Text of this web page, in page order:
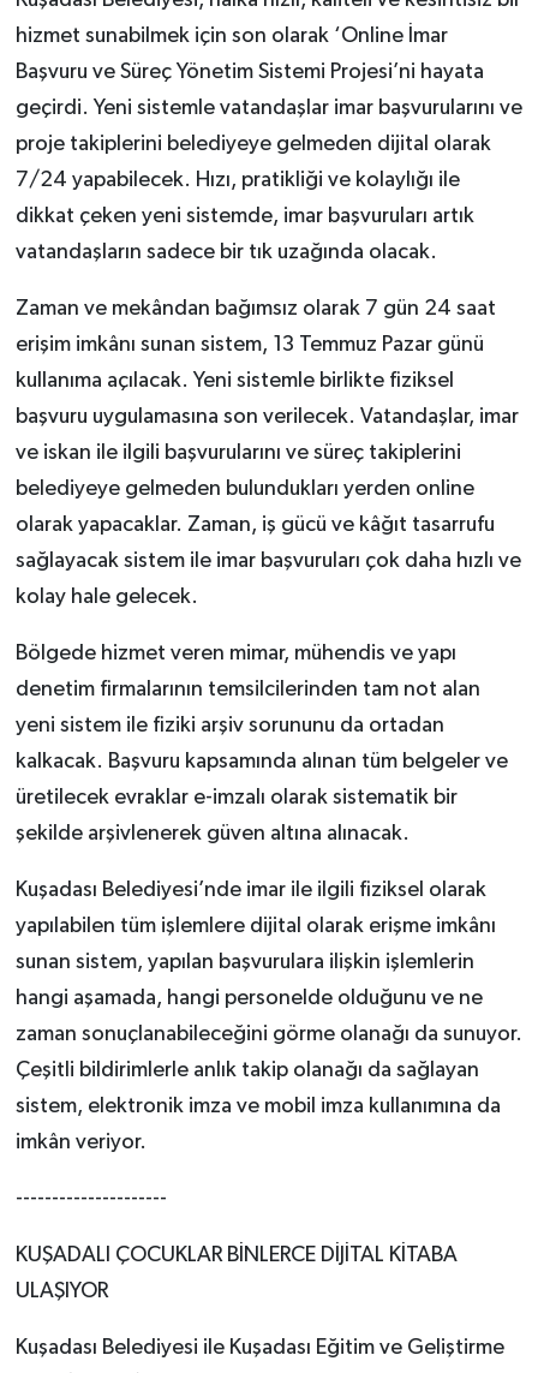
hizmet sunabilmek için son olarak ‘Online İmar
Başvuru ve Süreç Yönetim Sistemi Projesi’ni hayata
geçirdi. Yeni sistemle vatandaşlar imar başvurularını ve
proje takiplerini belediyeye gelmeden dijital olarak
7/24 yapabilecek. Hızı, pratikliği ve kolaylığı ile
dikkat çeken yeni sistemde, imar başvuruları artık
vatandaşların sadece bir tık uzağında olacak.
Zaman ve mekândan bağımsız olarak 7 gün 24 saat
erişim imkânı sunan sistem, 13 Temmuz Pazar günü
kullanıma açılacak. Yeni sistemle birlikte fiziksel
başvuru uygulamasına son verilecek. Vatandaşlar, imar
ve iskan ile ilgili başvurularını ve süreç takiplerini
belediyeye gelmeden bulundukları yerden online
olarak yapacaklar. Zaman, iş gücü ve kâğıt tasarrufu
sağlayacak sistem ile imar başvuruları çok daha hızlı ve
kolay hale gelecek.
Bölgede hizmet veren mimar, mühendis ve yapı
denetim firmalarının temsilcilerinden tam not alan
yeni sistem ile fiziki arşiv sorununu da ortadan
kalkacak. Başvuru kapsamında alınan tüm belgeler ve
üretilecek evraklar e-imzalı olarak sistematik bir
şekilde arşivlenerek güven altına alınacak.
Kuşadası Belediyesi’nde imar ile ilgili fiziksel olarak
yapılabilen tüm işlemlere dijital olarak erişme imkânı
sunan sistem, yapılan başvurulara ilişkin işlemlerin
hangi aşamada, hangi personelde olduğunu ve ne
zaman sonuçlanabileceğini görme olanağı da sunuyor.
Çeşitli bildirimlerle anlık takip olanağı da sağlayan
sistem, elektronik imza ve mobil imza kullanımına da
imkân veriyor.
---------------------
KUŞADALI ÇOCUKLAR BİNLERCE DİJİTAL KİTABA
ULAŞIYOR
Kuşadası Belediyesi ile Kuşadası Eğitim ve Geliştirme